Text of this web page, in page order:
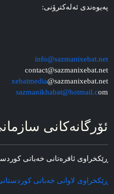
په‌یوه‌ندی ئه‌له‌کترۆنی:
info@sazmanixebat.net
contact@sazmanixebat.net
xebatmedia@sazmanixebat.net
sazmanikhabat@hotmail.com
ئۆرگانه‌کانی
ڕێکخراوی ئافره‌تانی خه‌باتی
ڕێکخراوی لاوانی خه‌باتی